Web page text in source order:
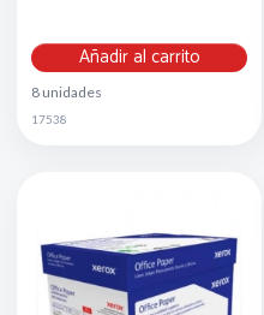
Añadir al carrito
8 unidades
17538